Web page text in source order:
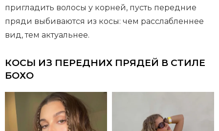
пригладить волосы у корней, пусть передние
пряди выбиваются из косы: чем расслабленнее
вид, тем актуальнее.
КОСЫ ИЗ ПЕРЕДНИХ ПРЯДЕЙ В СТИЛЕ
БОХО